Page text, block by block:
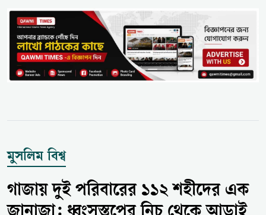
মুসলিম বিশ্ব
গাজায় দুই পরিবারের ১১২ শহীদের এক